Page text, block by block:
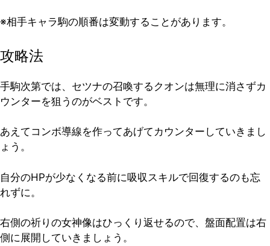
※相手キャラ駒の順番は変動することがあります。
攻略法
手駒次第では、セツナの召喚するクオンは無理に消さずカ
ウンターを狙うのがベストです。
あえてコンボ導線を作ってあげてカウンターしていきまし
ょう。
自分のHPが少なくなる前に吸収スキルで回復するのも忘
れずに。
右側の祈りの女神像はひっくり返せるので、盤面配置は右
側に展開していきましょう。